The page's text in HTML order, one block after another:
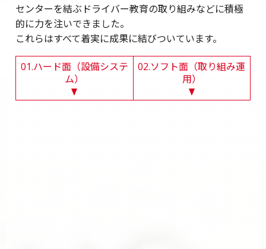
センターを結ぶドライバー教育の取り組みなどに積極
的に力を注いできました。
これらはすべて着実に成果に結びついています。
01.ハード面（設備システ
ム）
02.ソフト面（取り組み運
用）